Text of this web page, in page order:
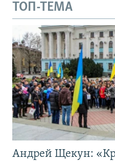
ТОП-ТЕМА
Андрей Щекун: